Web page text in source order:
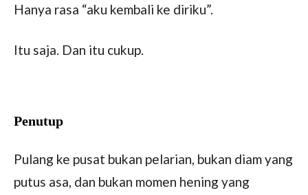
Hanya rasa “aku kembali ke diriku”.
Itu saja. Dan itu cukup.
Penutup
Pulang ke pusat bukan pelarian, bukan diam yang
putus asa, dan bukan momen hening yang